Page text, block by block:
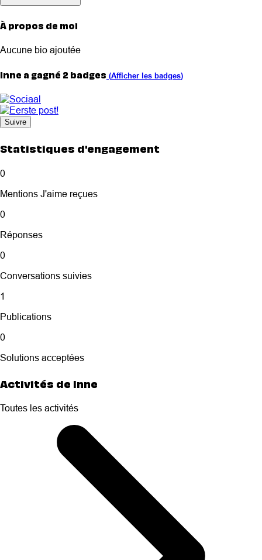
À propos de moi
Aucune bio ajoutée
Inne a gagné 2 badges (Afficher les badges)
Suivre
Statistiques d'engagement
0
Mentions J'aime reçues
0
Réponses
0
Conversations suivies
1
Publications
0
Solutions acceptées
Activités de Inne
Toutes les activités